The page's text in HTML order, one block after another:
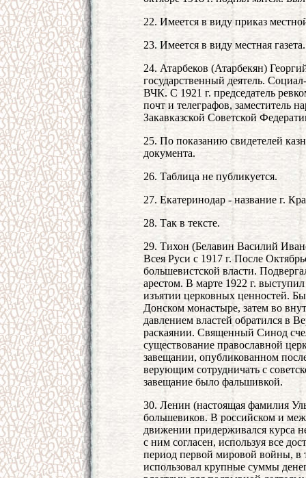
22. Имеется в виду приказ
23. Имеется в виду местная газета.
24. Атарбеков (Атарбекян)
государственный деятель.
ВЧК. С 1921 г. председатель
почт и телеграфов, заместитель
Закавказской Советской
25. По показанию свидетелей
документа.
26. Таблица не публикуется.
27. Екатеринодар - название г.
28. Так в тексте.
29. Тихон (Белавин Василий
Всея Руси с 1917 г. После
большевистской власти.
арестом. В марте 1922 г.
изъятии церковных ценностей.
Донском монастыре, затем во
давлением властей обратился в
раскаянии. Священный Синод
существование православной
завещании, опубликованном
верующим сотрудничать с
завещание было фальшивкой.
30. Ленин (настоящая фамилия
большевиков. В российском и
движении придерживался курса
с ним согласен, используя все
период первой мировой войны, в
использовал крупные суммы